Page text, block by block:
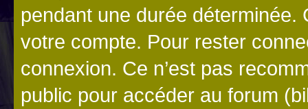
pendant une durée déterminée.
votre compte. Pour rester
connexion. Ce n’est pas
public pour accéder au forum